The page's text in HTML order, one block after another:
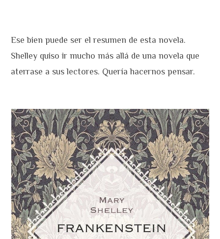
Ese bien puede ser el resumen de esta novela.
Shelley quiso ir mucho más allá de una novela que
aterrase a sus lectores. Quería hacernos pensar.